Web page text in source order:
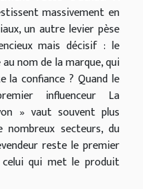
massivement en
un autre levier pèse
mais décisif : le
nom de la marque, qui
la confiance ? Quand le
influenceur La
» vaut souvent plus
nombreux secteurs, du
reste le premier
qui met le produit